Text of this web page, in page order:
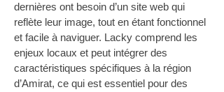
dernières ont besoin d’un site web qui
reflète leur image, tout en étant fonctionnel
et facile à naviguer. Lacky comprend les
enjeux locaux et peut intégrer des
caractéristiques spécifiques à la région
d’Amirat, ce qui est essentiel pour des